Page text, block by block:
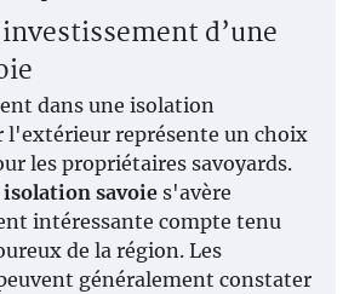
d’une
dans une isolation
l'extérieur représente un choix
les propriétaires savoyards.
savoies'avère
intéressante compte tenu
de la région. Les
généralement constater